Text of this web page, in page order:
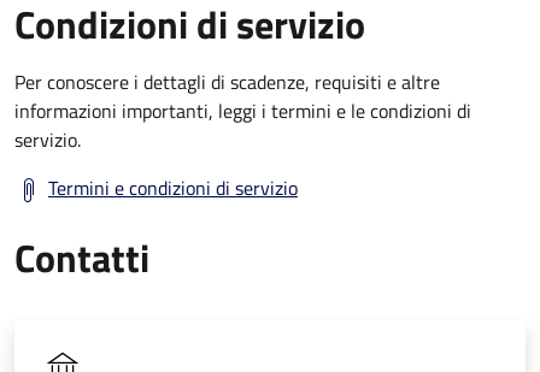
Condizioni di servizio
Per conoscere i dettagli di scadenze, requisiti e altre
informazioni importanti, leggi i termini e le condizioni di
servizio.
Termini e condizioni di servizio
Contatti